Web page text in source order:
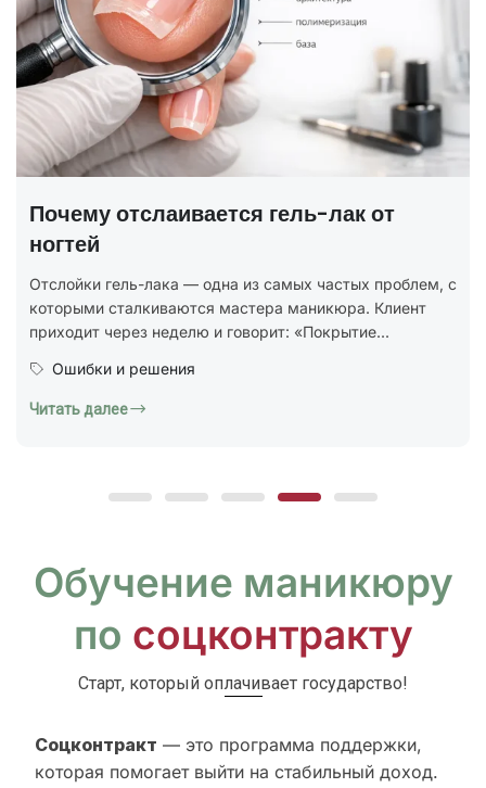
ГОСТ на маникюр Р 72319-2025 —
В 2025 году был утверждён новый национальный
стандарт ГОСТ Р 72319-2025 «Услуги бытовые.
Ногтевой сервис. Карты типовых технологических
процессов. Общие...
Юридическая грамотность
Обучение маникюру
по соцконтракту
Старт, который оплачивает государство!
Соцконтракт — это программа поддержки,
которая помогает выйти на стабильный доход.